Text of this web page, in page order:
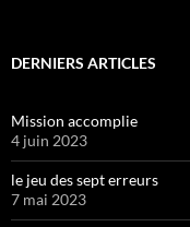
DERNIERS ARTICLES
Mission accomplie
4 juin 2023
le jeu des sept erreurs
7 mai 2023